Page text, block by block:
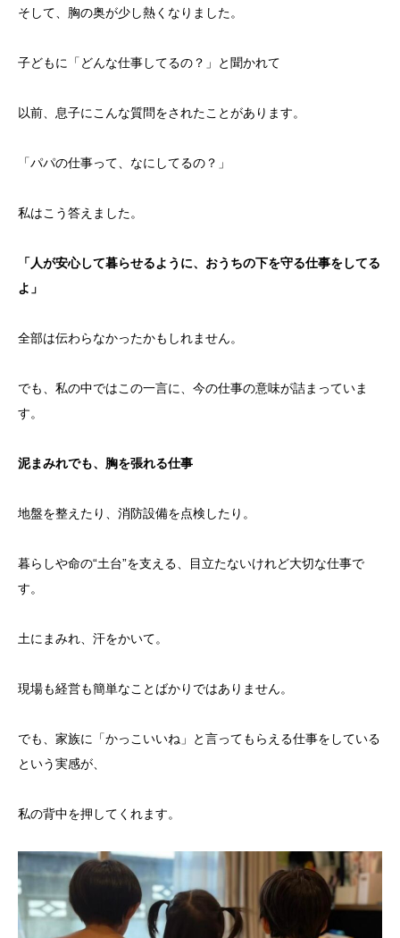
そして、胸の奥が少し熱くなりました。
子どもに「どんな仕事してるの？」と聞かれて
以前、息子にこんな質問をされたことがあります。
「パパの仕事って、なにしてるの？」
私はこう答えました。
「人が安心して暮らせるように、おうちの下を守る仕事をしてる
よ」
全部は伝わらなかったかもしれません。
でも、私の中ではこの一言に、今の仕事の意味が詰まっていま
す。
泥まみれでも、胸を張れる仕事
地盤を整えたり、消防設備を点検したり。
暮らしや命の“土台”を支える、目立たないけれど大切な仕事で
す。
土にまみれ、汗をかいて。
現場も経営も簡単なことばかりではありません。
でも、家族に「かっこいいね」と言ってもらえる仕事をしている
という実感が、
私の背中を押してくれます。